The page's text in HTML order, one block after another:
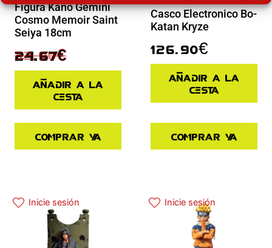
Figura Kano Gemini
Cosmo Memoir Saint
Seiya 18cm
32.90€
24.67€
Añadir a la
cesta
Comprar ya
Casco Electronico Bo-
Katan Kryze
126.90€
Añadir a la
cesta
Comprar ya
Inicie sesión Inicie sesión